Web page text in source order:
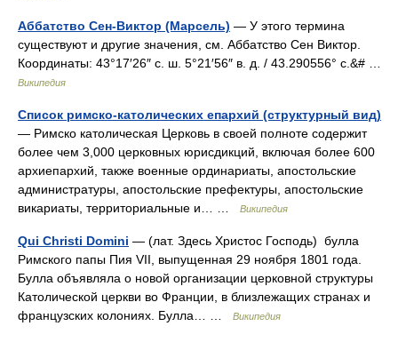
Аббатство Сен-Виктор (Марсель) — У этого термина
существуют и другие значения, см. Аббатство Сен Виктор.
Координаты: 43°17′26″ с. ш. 5°21′56″ в. д. / 43.290556° с.&# …
Википедия
Список римско-католических епархий (структурный вид)
— Римско католическая Церковь в своей полноте содержит
более чем 3,000 церковных юрисдикций, включая более 600
архиепархий, также военные ординариаты, апостольские
администратуры, апостольские префектуры, апостольские
викариаты, территориальные и… …
Википедия
Qui Christi Domini — (лат. Здесь Христос Господь) булла
Римского папы Пия VII, выпущенная 29 ноября 1801 года.
Булла объявляла о новой организации церковной структуры
Католической церкви во Франции, в близлежащих странах и
французских колониях. Булла… …
Википедия